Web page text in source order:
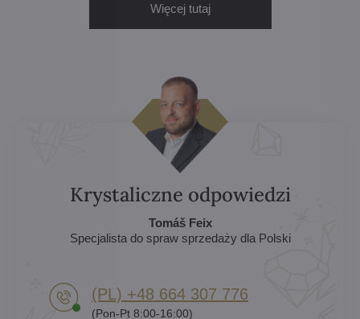
Więcej tutaj
Krystaliczne odpowiedzi
Tomáš Feix
Specjalista do spraw sprzedaży dla Polski
(PL) +48 664 307 776
(Pon-Pt 8:00-16:00)